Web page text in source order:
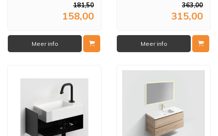
181,50
158,00
Meer info
363,00
315,00
Meer info